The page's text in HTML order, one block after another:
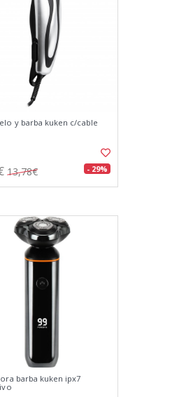
y barba kuken c/cable
13,78€ - 29%
barba kuken ipx7